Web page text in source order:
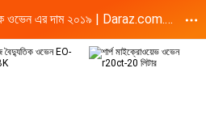
ওভেনঃ সেরা ওয়ালটন ইলেকট্রিক ওভেন এর দাম ২০১৯ | Daraz.com.bd